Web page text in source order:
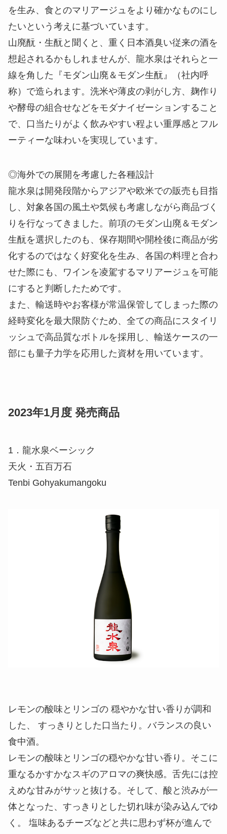
を生み、食とのマリアージュをより確かなものにし
たいという考えに基づいています。
山廃酛・生酛と聞くと、重く日本酒臭い従来の酒を
想起されるかもしれませんが、龍水泉はそれらと一
線を角した『モダン山廃＆モダン生酛』（社内呼
称）で造られます。洗米や薄皮の剥がし方、麹作り
や酵母の組合せなどをモダナイゼーションすること
で、口当たりがよく飲みやすい程よい重厚感とフル
ーティーな味わいを実現しています。
◎海外での展開を考慮した各種設計
龍水泉は開発段階からアジアや欧米での販売も目指
し、対象各国の風土や気候も考慮しながら商品づく
りを行なってきました。前項のモダン山廃＆モダン
生酛を選択したのも、保存期間や開栓後に商品が劣
化するのではなく好変化を生み、各国の料理と合わ
せた際にも、ワインを凌駕するマリアージュを可能
にすると判断したためです。
また、輸送時やお客様が常温保管してしまった際の
経時変化を最大限防ぐため、全ての商品にスタイリ
ッシュで高品質なボトルを採用し、輸送ケースの一
部にも量子力学を応用した資材を用いています。
2023年1月度 発売商品
1．龍水泉ベーシック
天火・五百万石
Tenbi Gohyakumangoku
レモンの酸味とリンゴの 穏やかな甘い香りが調和
した、 すっきりとした口当たり。バランスの良い
食中酒。
レモンの酸味とリンゴの穏やかな甘い香り。そこに
重なるかすかなスギのアロマの爽快感。舌先には控
えめな甘みがサッと抜ける。そして、酸と渋みが一
体となった、すっきりとした切れ味が染み込んでゆ
く。 塩味あるチーズなどと共に思わず杯が進んで